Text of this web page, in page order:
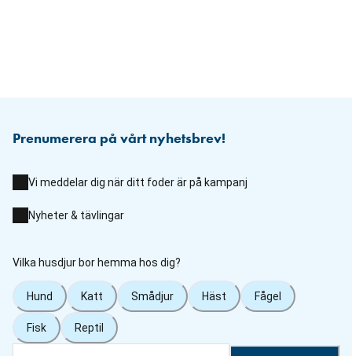
Prenumerera på vårt nyhetsbrev!
Vi meddelar dig när ditt foder är på kampanj
Nyheter & tävlingar
Vilka husdjur bor hemma hos dig?
Hund Katt Smådjur Häst Fågel
Fisk Reptil